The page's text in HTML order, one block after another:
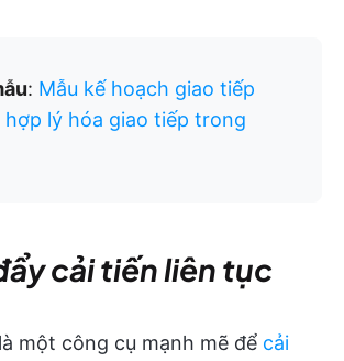
: Mẫu kế hoạch giao tiếp
hợp lý hóa giao tiếp trong
cải tiến liên tục
một công cụ mạnh mẽ để cải